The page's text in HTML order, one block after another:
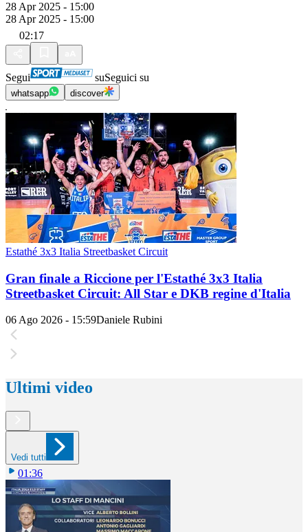
28 Apr 2025 - 15:00
28 Apr 2025 - 15:00
02:17
Segui suSeguici su
whatsapp discover
Estathé 3x3 Italia Streetbasket Circuit
Gran finale a Riccione per l'Estathé 3x3 Italia
Streetbasket Circuit: All Star e DKB regine d'Italia
06 Ago 2026 - 15:59Daniele Rubini
Ultimi video
Vedi tutti
01:36